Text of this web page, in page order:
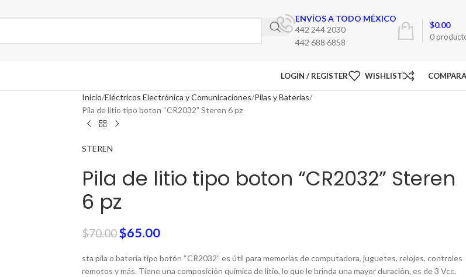
ENVÍOS A TODO MÉXICO
442 244 2030
442 688 6858
0
$0.00
LOGIN / REGISTER WISHLIST
Inicio Eléctricos Electrónica y Comunicaciones Pilas y Baterías
Pila de litio tipo boton “CR2032” Steren 6 pz
STEREN
Pila de litio tipo boton “CR2032” Steren
6 pz
$70.00$65.00
sta pila o batería tipo botón “CR2032” es útil para memorias de computadora, juguetes, relojes, controles
remotos y más. Tiene una composición química de litio, lo que le brinda una mayor duración, es de 3 Vcc.